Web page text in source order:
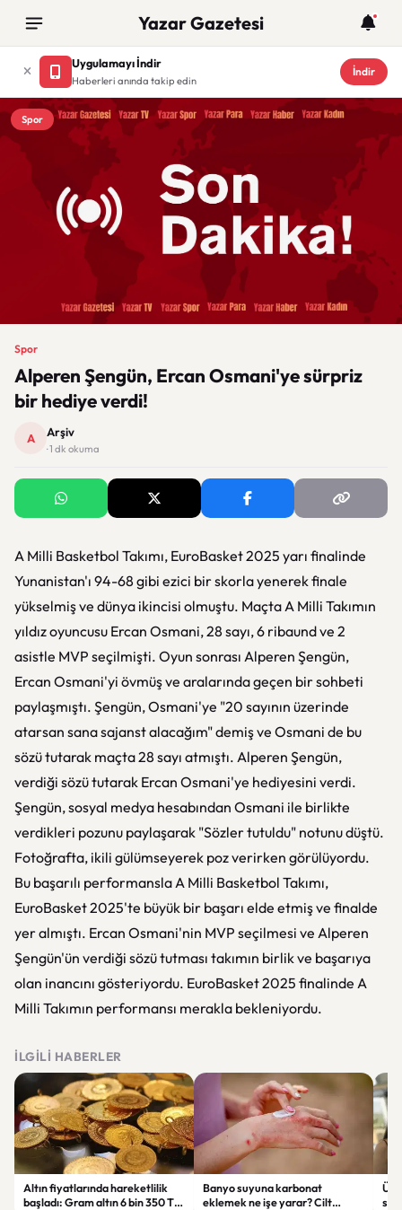
Yazar Gazetesi
Uygulamayı İndir
Haberleri anında takip edin
İndir
Spor
Spor
Alperen Şengün, Ercan Osmani'ye sürpriz
bir hediye verdi!
A Arşiv
· 1 dk okuma
A Milli Basketbol Takımı, EuroBasket 2025 yarı finalinde
Yunanistan'ı 94-68 gibi ezici bir skorla yenerek finale
yükselmiş ve dünya ikincisi olmuştu. Maçta A Milli Takımın
yıldız oyuncusu Ercan Osmani, 28 sayı, 6 ribaund ve 2
asistle MVP seçilmişti. Oyun sonrası Alperen Şengün,
Ercan Osmani'yi övmüş ve aralarında geçen bir sohbeti
paylaşmıştı. Şengün, Osmani'ye "20 sayının üzerinde
atarsan sana sajanst alacağım" demiş ve Osmani de bu
sözü tutarak maçta 28 sayı atmıştı. Alperen Şengün,
verdiği sözü tutarak Ercan Osmani'ye hediyesini verdi.
Şengün, sosyal medya hesabından Osmani ile birlikte
verdikleri pozunu paylaşarak "Sözler tutuldu" notunu düştü.
Fotoğrafta, ikili gülümseyerek poz verirken görülüyordu.
Bu başarılı performansla A Milli Basketbol Takımı,
EuroBasket 2025'te büyük bir başarı elde etmiş ve finalde
yer almıştı. Ercan Osmani'nin MVP seçilmesi ve Alperen
Şengün'ün verdiği sözü tutması takımın birlik ve başarıya
olan inancını gösteriyordu. EuroBasket 2025 finalinde A
Milli Takımın performansı merakla bekleniyordu.
İLGILI HABERLER
Altın fiyatlarında hareketlilik
başladı: Gram altın 6 bin 350 TL
Banyo suyuna karbonat
eklemek ne işe yarar? Cilt
suç